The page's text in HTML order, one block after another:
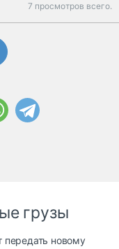
7 просмотров всего.
грузы
передать новому